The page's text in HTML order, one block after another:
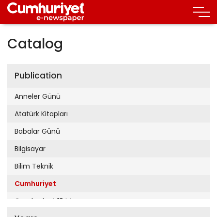
Catalog
Publication
Anneler Günü
Atatürk Kitapları
Babalar Günü
Bilgisayar
Bilim Teknik
Cumhuriyet
Cumhuriyet 19 Mayıs